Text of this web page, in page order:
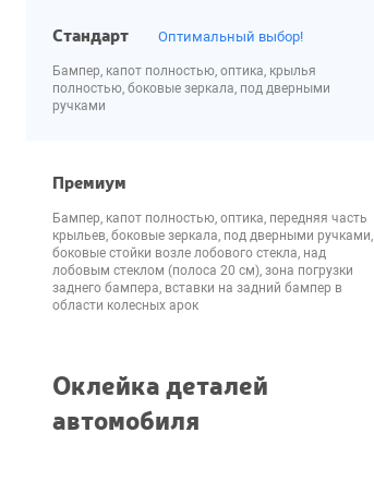
Стандарт Оптимальный выбор!
бампер, капот полностью, оптика, крылья
полностью, боковые зеркала, под дверными
ручками
Премиум
бампер, капот полностью, оптика, передняя часть
крыльев, боковые зеркала, под дверными ручками,
боковые стойки возле лобового стекла, над
лобовым стеклом (полоса 20 см), зона погрузки
заднего бампера, вставки на задний бампер в
области колесных арок
Оклейка деталей
автомобиля